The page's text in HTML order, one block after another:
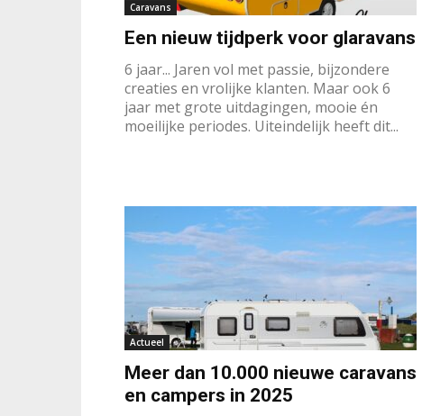
Caravans
Een nieuw tijdperk voor glaravans
6 jaar... Jaren vol met passie, bijzondere
creaties en vrolijke klanten. Maar ook 6
jaar met grote uitdagingen, mooie én
moeilijke periodes. Uiteindelijk heeft dit...
Actueel
Meer dan 10.000 nieuwe caravans
en campers in 2025